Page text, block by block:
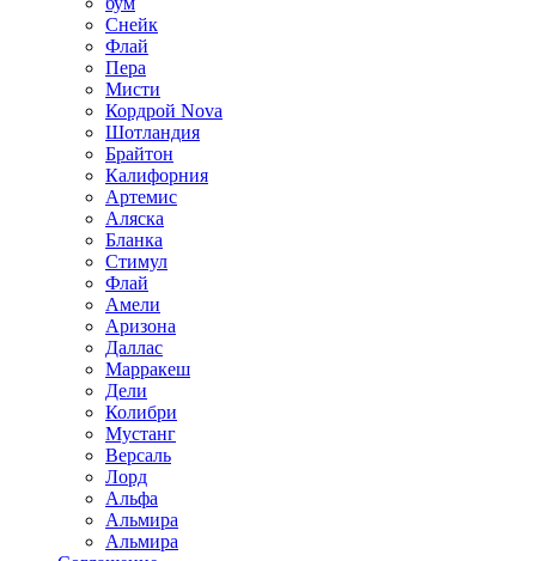
Снейк
Флай
Пера
Мисти
Кордрой Nova
Шотландия
Брайтон
Калифорния
Артемис
Аляска
Бланка
Стимул
Флай
Амели
Аризона
Даллас
Марракеш
Дели
Колибри
Мустанг
Версаль
Лорд
Альфа
Альмира
Альмира